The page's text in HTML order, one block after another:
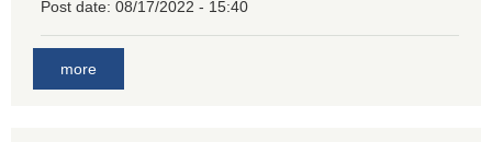
Post date: 08/17/2022 - 15:40
more